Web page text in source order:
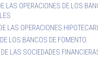
LAS OPERACIONES DE LOS
LAS OPERACIONES
LOS BANCOS DE FOMENTO.
LAS SOCIEDADES